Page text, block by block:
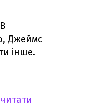
Джеймс
інше.